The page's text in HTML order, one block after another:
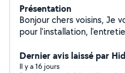
Présentation
Bonjour chers voisins, Je vous propose mes services
pour l'installation,
réparation) Chaudières toutes énergies Cumulus /
Chauffe-eaux Dépannage gaz tous types d'appareils
Dernier avis laissé par
Il y a 16 jours